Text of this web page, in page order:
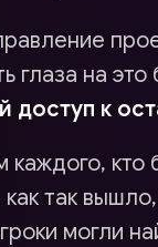
глаза на
доступ к
кто
как так
могли